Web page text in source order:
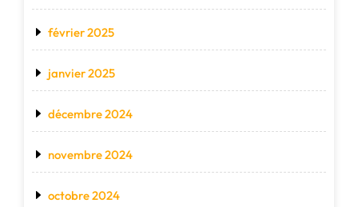
février 2025
janvier 2025
décembre 2024
novembre 2024
octobre 2024